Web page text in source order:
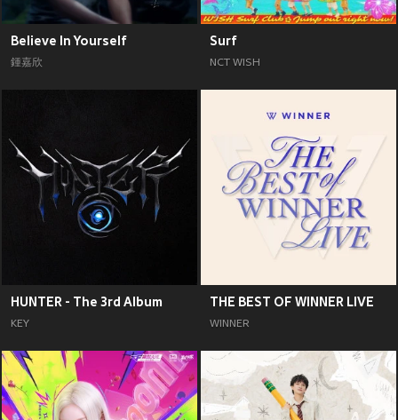
Believe In Yourself
鍾嘉欣
Surf
NCT WISH
HUNTER - The 3rd Album
KEY
THE BEST OF WINNER LIVE
WINNER